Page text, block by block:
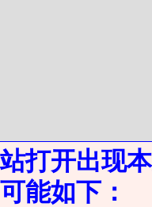
打开出现
能如下：